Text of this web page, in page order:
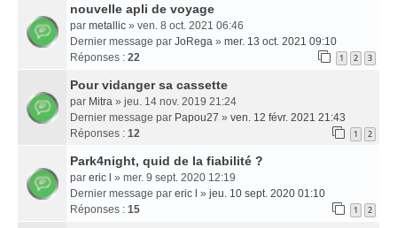
nouvelle apli de voyage
par metallic » ven. 8 oct. 2021 06:46
Dernier message par JoRega » mer. 13 oct. 2021 09:10
Réponses : 22 1 2 3
Pour vidanger sa cassette
par Mitra » jeu. 14 nov. 2019 21:24
Dernier message par Papou27 » ven. 12 févr. 2021 21:43
Réponses : 12 1 2
Park4night, quid de la fiabilité ?
par eric l
» mer. 9 sept. 2020 12:19
Dernier message par eric l » jeu. 10 sept. 2020 01:10
Réponses : 15 1 2